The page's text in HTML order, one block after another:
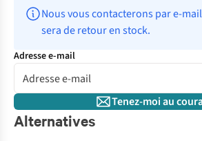
Nous vous contacterons par e-
sera de retour en stock.
Adresse e-mail
Tenez-moi au
Alternatives